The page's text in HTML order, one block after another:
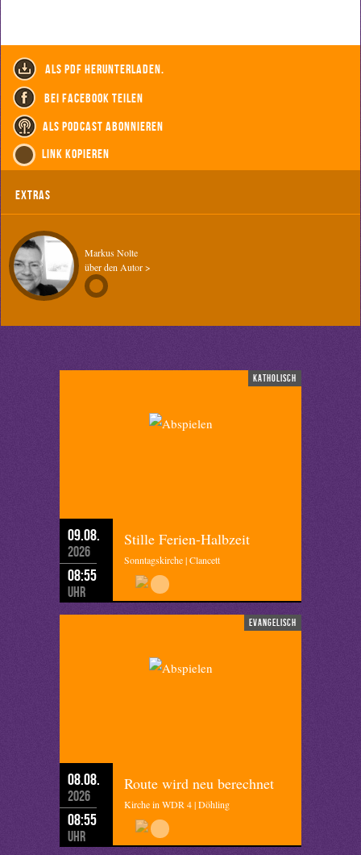
als PDF herunterladen.
bei Facebook teilen
als Podcast abonnieren
Link kopieren
Extras
Markus Nolte
über den Autor >
katholisch
09.08.
2026
08:55
Uhr
Stille Ferien-Halbzeit
Sonntagskirche | Clancett
evangelisch
08.08.
2026
08:55
Uhr
Route wird neu berechnet
Kirche in WDR 4 | Döhling